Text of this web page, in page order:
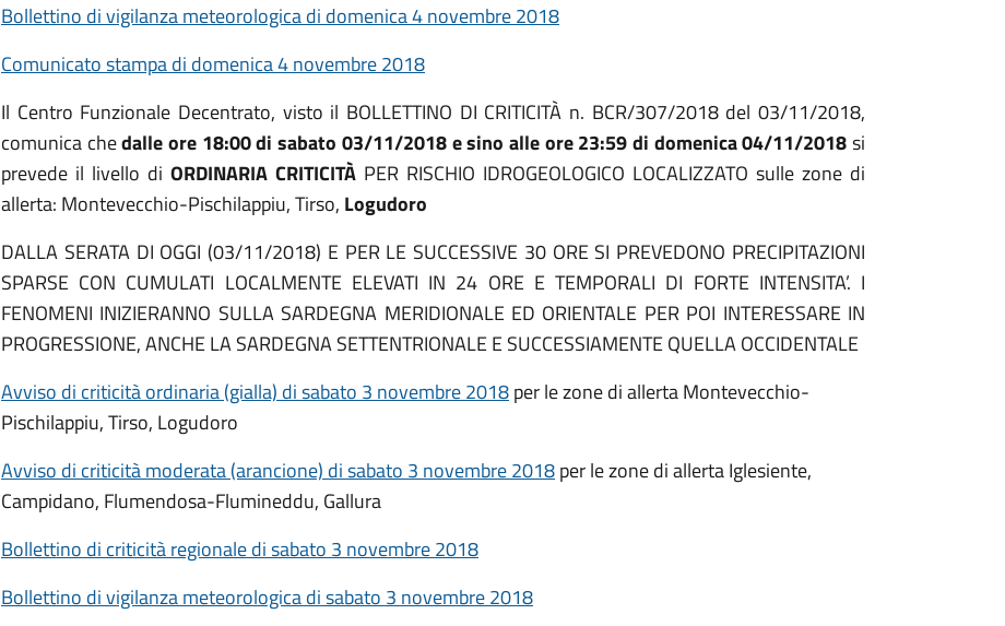
Bollettino di vigilanza meteorologica di domenica 4 novembre 2018
Comunicato stampa di domenica 4 novembre 2018
Il Centro Funzionale Decentrato, visto il BOLLETTINO DI CRITICITÀ n. BCR/307/2018 del 03/11/2018,
comunica chedalle ore 18:00 di sabato 03/11/2018 e sino alle ore 23:59 di domenica 04/11/2018si
prevede il livello di ORDINARIA CRITICITÀ PER RISCHIO IDROGEOLOGICO LOCALIZZATO sulle zone di
allerta: Montevecchio-Pischilappiu, Tirso, Logudoro
DALLA SERATA DI OGGI (03/11/2018) E PER LE SUCCESSIVE 30 ORE SI PREVEDONO PRECIPITAZIONI
SPARSE CON CUMULATI LOCALMENTE ELEVATI IN 24 ORE E TEMPORALI DI FORTE INTENSITA’. I
FENOMENI INIZIERANNO SULLA SARDEGNA MERIDIONALE ED ORIENTALE PER POI INTERESSARE IN
PROGRESSIONE, ANCHE LA SARDEGNA SETTENTRIONALE E SUCCESSIAMENTE QUELLA OCCIDENTALE
Avviso di criticità ordinaria (gialla) di sabato 3 novembre 2018per le zone di allerta Montevecchio-
Pischilappiu, Tirso, Logudoro
Avviso di criticità moderata (arancione) di sabato 3 novembre 2018per le zone di allerta Iglesiente,
Campidano, Flumendosa-Flumineddu, Gallura
Bollettino di criticità regionale di sabato 3 novembre 2018
Bollettino di vigilanza meteorologica di sabato 3 novembre 2018